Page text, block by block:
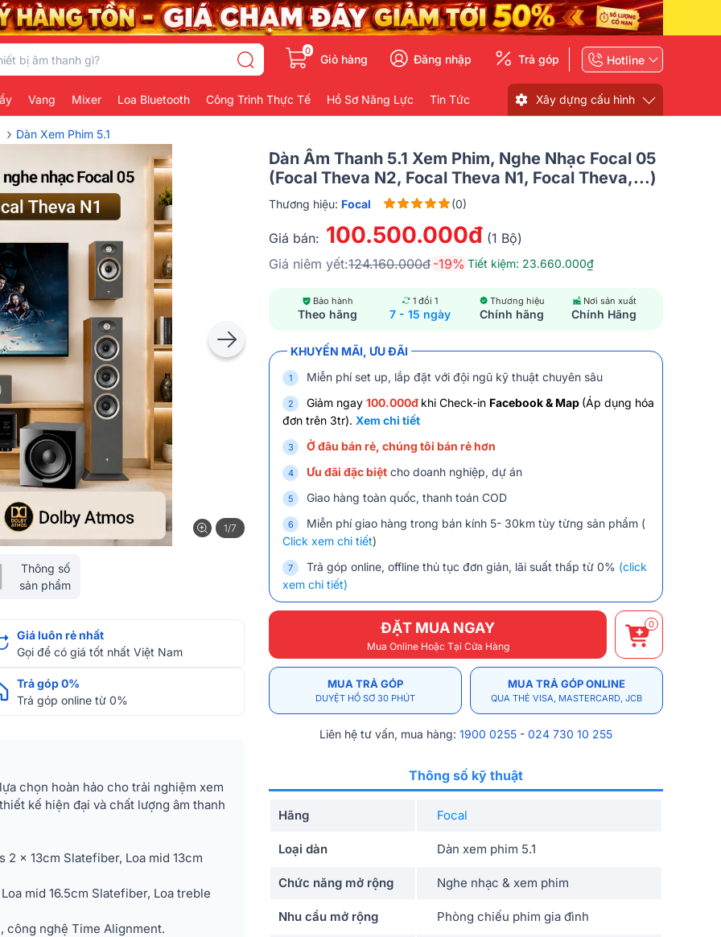
0
Giỏ hàng Đăng nhập Trả góp Hotline
Vang Mixer Loa Bluetooth Công Trình Thực Tế Hồ Sơ Năng Lực Tin Tức Xây dựng cấu hình
› Dàn Xem Phim 5.1
1/7
Thông số
sản phẩm
Giá luôn rẻ nhất
Gọi để có giá tốt nhất Việt Nam
Trả góp 0%
Trả góp online từ 0%
chọn hoàn hảo cho trải nghiệm xem
kế hiện đại và chất lượng âm thanh
2 x 13cm Slatefiber, Loa mid 13cm
mid 16.5cm Slatefiber, Loa treble
công nghệ Time Alignment.
Dàn Âm Thanh 5.1 Xem Phim, Nghe Nhạc Focal 05
(Focal Theva N2, Focal Theva N1, Focal Theva,...)
Thương hiệu: Focal (0)
Giá bán: 100.500.000đ (1 Bộ)
Giá niêm yết:124.160.000đ -19% Tiết kiệm: 23.660.000₫
Bảo hành
Theo hãng
1 đổi 1
7 - 15 ngày
Thương hiệu
Chính hãng
Nơi sản xuất
Chính Hãng
KHUYẾN MÃI, ƯU ĐÃI
Miễn phí set up, lắp đặt với đội ngũ kỹ thuật chuyên sâu
Giảm ngay 100.000đ khi Check-in Facebook & Map (Áp dụng hóa
đơn trên 3tr). Xem chi tiết
Ở đâu bán rẻ, chúng tôi bán rẻ hơn
Ưu đãi đặc biệt cho doanh nghiệp, dự án
Giao hàng toàn quốc, thanh toán COD
Miễn phí giao hàng trong bán kính 5- 30km tùy từng sản phẩm (
Click xem chi tiết)
Trả góp online, offline thủ tục đơn giản, lãi suất thấp từ 0% (click
xem chi tiết)
ĐẶT MUA NGAY
Mua Online Hoặc Tại Cửa Hàng
0
MUA TRẢ GÓP
DUYỆT HỒ SƠ 30 PHÚT
MUA TRẢ GÓP ONLINE
QUA THẺ VISA, MASTERCARD, JCB
Liên hệ tư vấn, mua hàng: 1900 0255 - 024 730 10 255
Thông số kỹ thuật
Hãng Focal
Loại dàn Dàn xem phim 5.1
Chức năng mở rộng Nghe nhạc & xem phim
Nhu cầu mở rộng Phòng chiếu phim gia đình